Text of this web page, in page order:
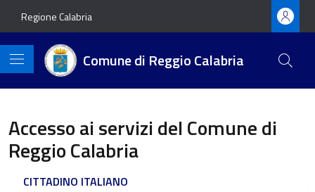
Regione Calabria
Comune di Reggio Calabria
Accesso ai servizi del Comune di
Reggio Calabria
CITTADINO ITALIANO